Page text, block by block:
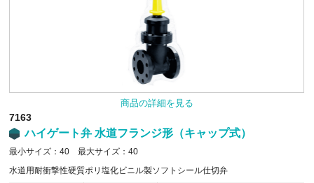
商品の詳細を見る
7163
ハイゲート弁 水道フランジ形（キャップ式）
最小サイズ：40 最大サイズ：40
水道用耐衝撃性硬質ポリ塩化ビニル製ソフトシール仕切弁